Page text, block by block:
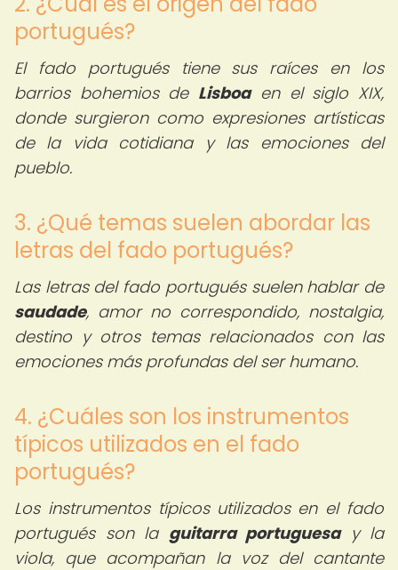
portugués?
El fado portugués tiene sus raíces en los
barrios bohemios de Lisboaen el siglo XIX,
donde surgieron como expresiones artísticas
de la vida cotidiana y las emociones del
pueblo.
3. ¿Qué temas suelen abordar las
letras del fado portugués?
Las letras del fado portugués suelen hablar de
saudade, amor no correspondido, nostalgia,
destino y otros temas relacionados con las
emociones más profundas del ser humano.
4. ¿Cuáles son los instrumentos
típicos utilizados en el fado
portugués?
Los instrumentos típicos utilizados en el fado
portugués son la guitarra portuguesay la
viola, que acompañan la voz del cantante